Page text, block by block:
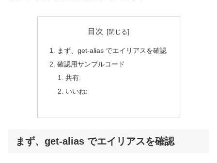
目次
まず、get-alias でエイリアスを確認
確認用サンプルコード
共有:
いいね:
まず、get-alias でエイリアスを確認